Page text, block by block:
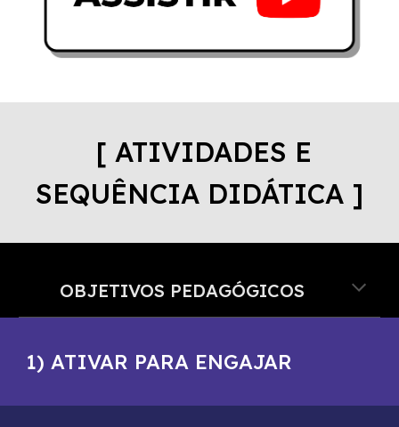
[ ATIVIDADES E
SEQUÊNCIA DIDÁTICA ]
OBJETIVOS PEDAGÓGICOS
1) ATIVAR PARA ENGAJAR